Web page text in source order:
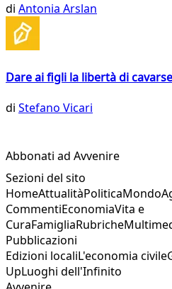
di Antonia Arslan
Dare ai figli la libertà di
di Stefano Vicari
Abbonati ad Avvenire
Sezioni del sito
HomeAttualitàPoliticaMondo
CommentiEconomiaVita e
CuraFamigliaRubriche
Pubblicazioni
Edizioni localiL'economia civile
UpLuoghi dell'Infinito